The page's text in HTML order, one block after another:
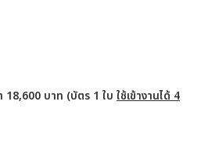
บาท (บัตร 1 ใบ ใช้เข้างานได้ 4